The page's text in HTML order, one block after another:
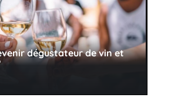
dégustateur de vin et